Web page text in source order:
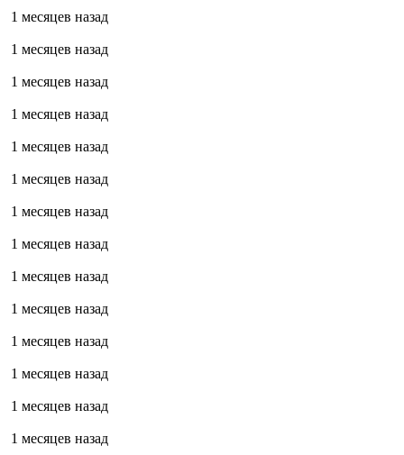
1 месяцев назад
1 месяцев назад
1 месяцев назад
1 месяцев назад
1 месяцев назад
1 месяцев назад
1 месяцев назад
1 месяцев назад
1 месяцев назад
1 месяцев назад
1 месяцев назад
1 месяцев назад
1 месяцев назад
1 месяцев назад